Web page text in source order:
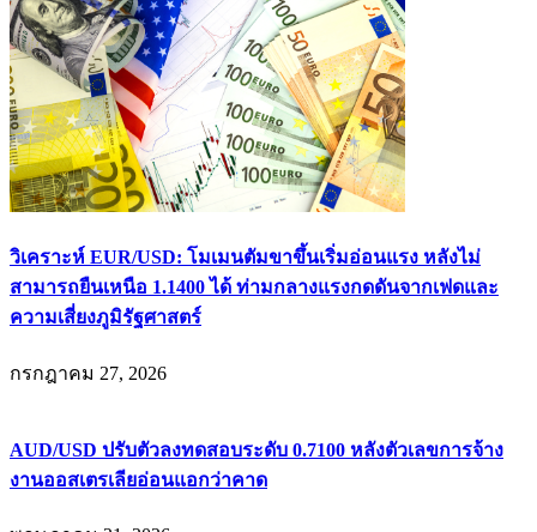
วิเคราะห์ EUR/USD: โมเมนตัมขาขึ้นเริ่มอ่อนแรง หลังไม่
สามารถยืนเหนือ 1.1400 ได้ ท่ามกลางแรงกดดันจากเฟดและ
ความเสี่ยงภูมิรัฐศาสตร์
กรกฎาคม 27, 2026
AUD/USD ปรับตัวลงทดสอบระดับ 0.7100 หลังตัวเลขการจ้าง
งานออสเตรเลียอ่อนแอกว่าคาด